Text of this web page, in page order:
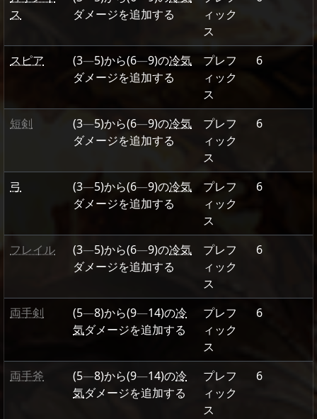
ス
ダメージを追加する
ィック
ス
スピア (3—5)から(6—9)の冷気
ダメージを追加する
プレフ
ィック
ス
6
短剣 (3—5)から(6—9)の冷気
ダメージを追加する
プレフ
ィック
ス
6
弓 (3—5)から(6—9)の冷気
ダメージを追加する
プレフ
ィック
ス
6
フレイル (3—5)から(6—9)の冷気
ダメージを追加する
プレフ
ィック
ス
6
両手剣 (5—8)から(9—14)の冷
気ダメージを追加する
プレフ
ィック
ス
6
両手斧 (5—8)から(9—14)の冷
気ダメージを追加する
プレフ
ィック
ス
6